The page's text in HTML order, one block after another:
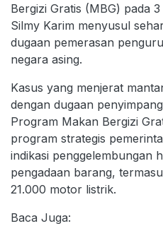
Bergizi Gratis (MBG) pada
Silmy Karim menyusul
dugaan pemerasan
negara asing.
Kasus yang menjerat
dengan dugaan
Program Makan Bergizi
program strategis
indikasi penggelembungan
pengadaan barang,
21.000 motor listrik.
Baca Juga: